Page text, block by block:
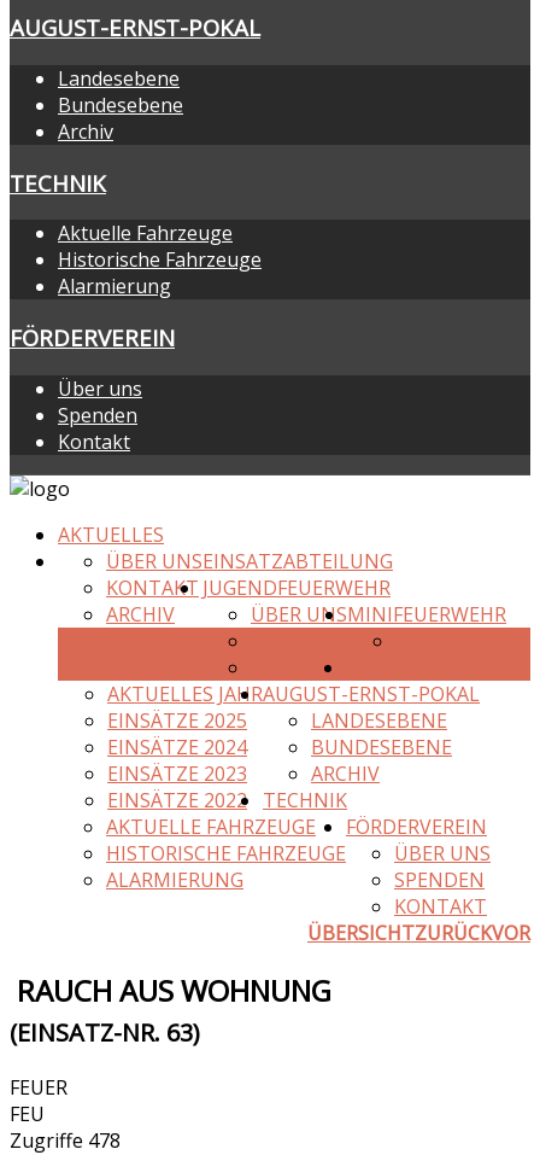
AUGUST-ERNST-POKAL
Landesebene
Bundesebene
Archiv
TECHNIK
Aktuelle Fahrzeuge
Historische Fahrzeuge
Alarmierung
FÖRDERVEREIN
Über uns
Spenden
Kontakt
AKTUELLES
EINSATZABTEILUNG
ÜBER UNS
KONTAKT
ARCHIV
JUGENDFEUERWEHR
ÜBER UNSMINIFEUERWEHR
AKTUELLES JAHR
EINSÄTZE 2025
EINSÄTZE 2024
EINSÄTZE 2023
EINSÄTZE 2022
AUGUST-ERNST-POKAL
LANDESEBENE
BUNDESEBENE
ARCHIV
TECHNIK
AKTUELLE FAHRZEUGE
HISTORISCHE FAHRZEUGE
ALARMIERUNG
FÖRDERVEREIN
ÜBER UNS
SPENDEN
KONTAKT
ÜBERSICHTZURÜCKVOR
RAUCH AUS WOHNUNG
(EINSATZ-NR. 63)
FEUER
FEU
Zugriffe 478